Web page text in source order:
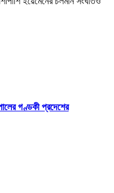
গণ্ডকী প্রদেশের